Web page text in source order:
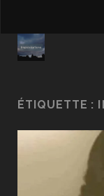
ÉTIQUETTE :